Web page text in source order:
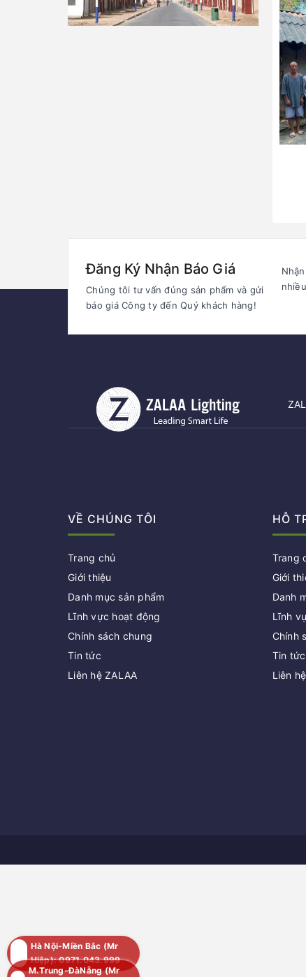
Đăng Ký Nhận Báo Giá
Chúng tôi tư vấn đúng sản phẩm và gửi
báo giá Công ty đến Quý khách hàng!
Nhận
VỀ CHÚNG TÔI
Trang chủ
Giới thiệu
Danh mục sản phẩm
Lĩnh vực hoạt động
Chính sách chung
Tin tức
Liên hệ ZALAA
HỖ
Trang
Giới
Danh
Lĩnh
Chính
Tin tức
Liên
Hà Nội-Miền Bắc (Mr
Hiệp): 0971.043.999
M.Trung-ĐàNẵng (Mr